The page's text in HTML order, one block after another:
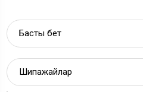
Басты бет
Шипажайлар